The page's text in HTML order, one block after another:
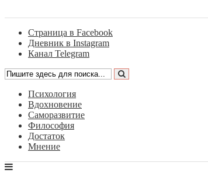
Страница в Facebook
Дневник в Instagram
Канал Telegram
Психология
Вдохновение
Саморазвитие
Философия
Достаток
Мнение